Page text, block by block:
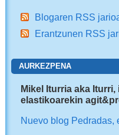
Blogaren RSS
Erantzunen RSS
AURKEZPENA
Mikel Iturria aka
elastikoarekin
Nuevo blog Pedradas,